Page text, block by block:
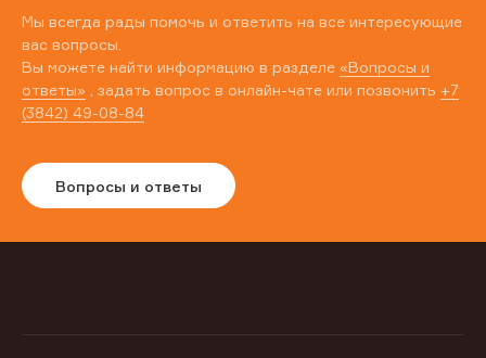
Мы всегда рады помочь и ответить на все интересующие
вас вопросы.
Вы можете найти информацию в разделе «Вопросы и
ответы» , задать вопрос в онлайн-чате или позвонить +7
(3842) 49-08-84
Вопросы и ответы